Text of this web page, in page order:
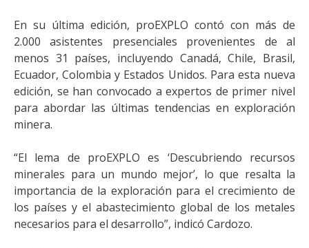
En su última edición, proEXPLO contó con más de
2.000 asistentes presenciales provenientes de al
menos 31 países, incluyendo Canadá, Chile, Brasil,
Ecuador, Colombia y Estados Unidos. Para esta nueva
edición, se han convocado a expertos de primer nivel
para abordar las últimas tendencias en exploración
minera.
“El lema de proEXPLO es ‘Descubriendo recursos
minerales para un mundo mejor’, lo que resalta la
importancia de la exploración para el crecimiento de
los países y el abastecimiento global de los metales
necesarios para el desarrollo”, indicó Cardozo.